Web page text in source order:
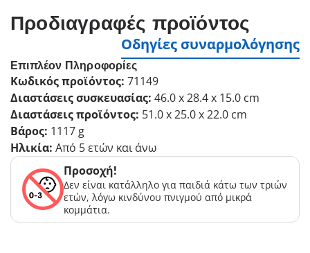
Προδιαγραφές προϊόντος
Οδηγίες συναρμολόγησης
Επιπλέον Πληροφορίες
Κωδικός προϊόντος: 71149
Διαστάσεις συσκευασίας: 46.0 x 28.4 x 15.0 cm
Διαστάσεις προϊόντος: 51.0 x 25.0 x 22.0 cm
Βάρος: 1117 g
Ηλικία: Από 5 ετών και άνω
Προσοχή!
Δεν είναι κατάλληλο για παιδιά κάτω των τριών
ετών, λόγω κινδύνου πνιγμού από μικρά
κομμάτια.